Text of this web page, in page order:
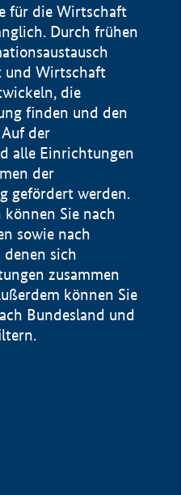
für die Wirtschaft
Durch frühen
und Wirtschaft
die
finden und den
der
alle Einrichtungen
der
gefördert werden.
Sie nach
sowie nach
sich
zusammen
können Sie
Bundesland und